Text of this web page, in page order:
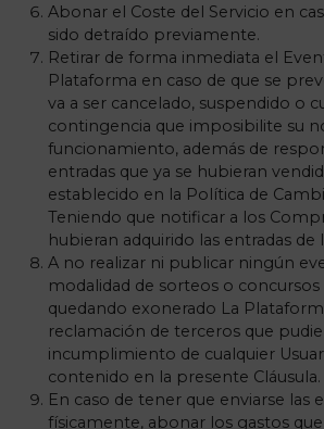
Abonar el Coste del Servicio en
sido detraído previamente.
Retirar de forma inmediata el
Plataforma en caso de que se
va a ser cancelado, suspendido o
contingencia que imposibilite su
funcionamiento, además de
entradas que ya se hubieran
establecido en la Política de
Teniendo que notificar a los
hubieran adquirido las entradas de
A no realizar ni publicar ningún
modalidad de sorteos o
quedando exonerado La
reclamación de terceros que
incumplimiento de cualquier
contenido en la presente Cláusula.
En caso de tener que enviarse las
físicamente, abonar los gastos